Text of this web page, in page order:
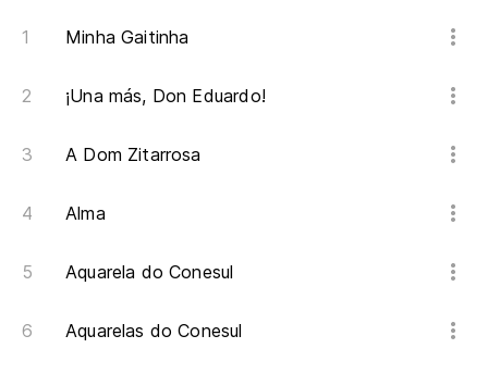
Minha Gaitinha
¡Una más, Don Eduardo!
A Dom Zitarrosa
Alma
Aquarela do Conesul
Aquarelas do Conesul